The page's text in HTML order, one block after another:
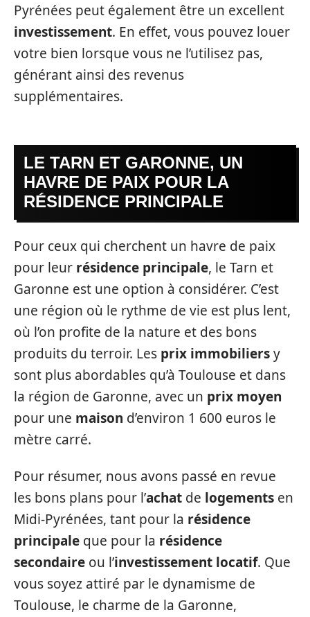
Pyrénées peut également être un excellent
investissement. En effet, vous pouvez louer
votre bien lorsque vous ne l’utilisez pas,
générant ainsi des revenus
supplémentaires.
LE TARN ET GARONNE, UN
HAVRE DE PAIX POUR LA
RÉSIDENCE PRINCIPALE
Pour ceux qui cherchent un havre de paix
pour leur résidence principale, le Tarn et
Garonne est une option à considérer. C’est
une région où le rythme de vie est plus lent,
où l’on profite de la nature et des bons
produits du terroir. Les prix immobiliersy
sont plus abordables qu’à Toulouse et dans
la région de Garonne, avec un prix moyen
pour une maison d’environ 1 600 euros le
mètre carré.
Pour résumer, nous avons passé en revue
les bons plans pour l’achat de logements en
Midi-Pyrénées, tant pour la résidence
principale que pour la résidence
secondaire ou l’investissement locatif. Que
vous soyez attiré par le dynamisme de
Toulouse, le charme de la Garonne,